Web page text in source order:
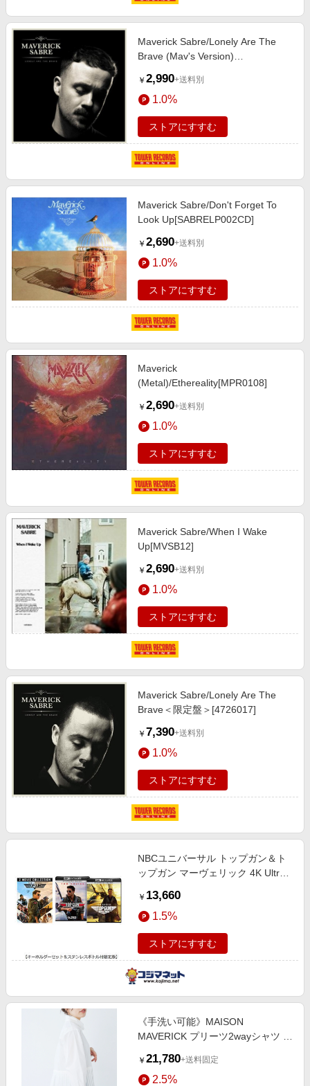
Maverick Sabre/Lonely Are The
Brave (Mav's Version)
￥ 2,990+送料別
1.0%
ストアにすすむ
Maverick Sabre/Don't Forget To
Look Up[SABRELP002CD]
￥ 2,690+送料別
1.0%
ストアにすすむ
Maverick
(Metal)/Ethereality[MPR0108]
￥ 2,690+送料別
1.0%
ストアにすすむ
Maverick Sabre/When I Wake
Up[MVSB12]
￥ 2,690+送料別
1.0%
ストアにすすむ
Maverick Sabre/Lonely Are The
Brave＜限定盤＞[4726017]
￥ 7,390+送料別
1.0%
ストアにすすむ
NBCユニバーサル トップガン＆ト
ップガン マーヴェリック 4K Ultra
ダーセット＆ステンレスボトル付限
定版)
￥ 13,660
1.5%
ストアにすすむ
《手洗い可能》MAISON
MAVERICK プリーツ2wayシャツ ホ
￥ 21,780+送料固定
2.5%